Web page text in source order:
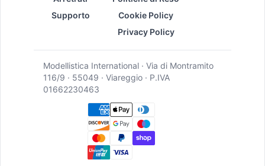
Supporto
Cookie Policy
Privacy Policy
Modellistica International · Via di Montramito
116/9 · 55049 · Viareggio · P.IVA
01662230463